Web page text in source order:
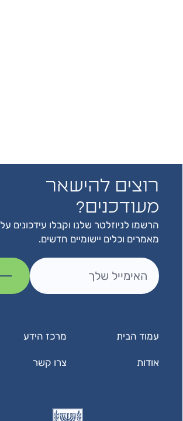
רוצים להישאר
מעודכנים?
הרשמו לניוזלטר שלנו וקבלו עידכונים על
מאמרים וכלים יישומיים חדשים.
עמוד הבית מרכז הידע
אודות צרו קשר